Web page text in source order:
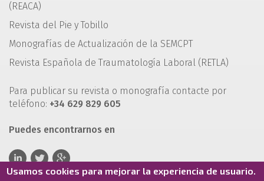
(REACA)
Revista del Pie y Tobillo
Monografías de Actualización de la SEMCPT
Revista Española de Traumatología Laboral (RETLA)
Para publicar su revista o monografía contacte por
teléfono: +34 629 829 605
Puedes encontrarnos en
Usamos cookies para mejorar la experiencia de usuario.